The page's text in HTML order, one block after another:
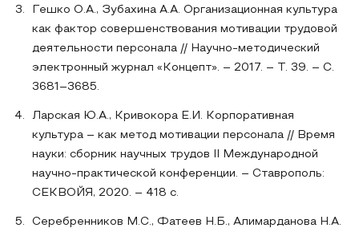
Гешко О.А., Зубахина А.А. Организационная культура
как фактор совершенствования мотивации трудовой
деятельности персонала // Научно-методический
электронный журнал «Концепт». – 2017. – Т. 39. – С.
3681–3685.
Ларская Ю.А., Кривокора Е.И. Корпоративная
культура – как метод мотивации персонала // Время
науки: сборник научных трудов II Международной
научно-практической конференции. – Ставрополь:
СЕКВОЙЯ, 2020. – 418 с.
Серебренников М.С., Фатеев Н.Б., Алимарданова Н.А.